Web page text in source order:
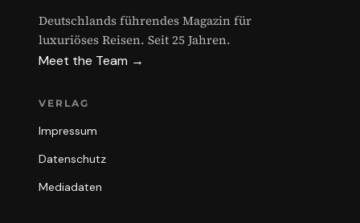
Deutschlands führendes Magazin für
luxuriöses Reisen. Seit 25 Jahren.
Meet the Team →
VERLAG
Impressum
Datenschutz
Mediadaten